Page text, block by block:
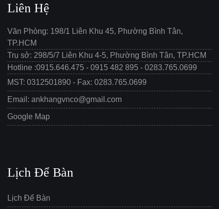
Liên Hệ
Văn Phòng: 198/1 Liên Khu 45, Phường Bình Tân,
TP.HCM
Trụ sở: 298/5/7 Liên Khu 4-5, Phường Bình Tân, TP.HCM
Hotline :0915.646.475 - 0915 482 895 - 0283.765.0699
MST: 0312501890 - Fax: 0283.765.0699
Email: ankhangvnco@gmail.com
Google Map
Lịch Để Bàn
Lịch Để Bàn